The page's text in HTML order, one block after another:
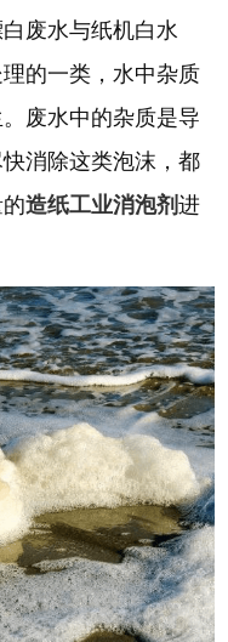
废水与纸机白水
的一类，水中杂质
废水中的杂质是导
消除这类泡沫，都
造纸工业消泡剂进